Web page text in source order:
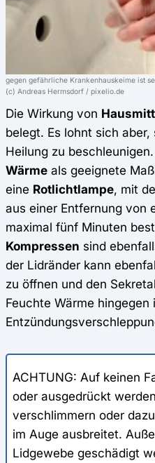
gegen gefährliche Krankenhauskeime ist
(c) Andreas Hermsdorf / pixelio.de
Die Wirkung von
belegt. Es lohnt sich
Heilung zu
Wärme als geeignete
eine Rotlichtlampe, mit
aus einer Entfernung von
maximal fünf Minuten
Kompressen sind
der Lidränder kann
zu öffnen und den
Feuchte Wärme
ACHTUNG: Auf keinen
oder ausgedrückt
verschlimmern oder
im Auge ausbreitet.
Lidgewebe geschädigt